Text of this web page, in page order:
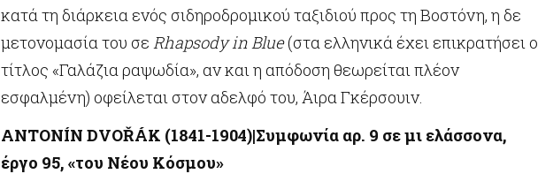
κατά τη διάρκεια ενός σιδηροδρομικού ταξιδιού προς τη Βοστόνη, η δε
μετονομασία του σε Rhapsody in Blue(στα ελληνικά έχει επικρατήσει ο
τίτλος «Γαλάζια ραψωδία», αν και η απόδοση θεωρείται πλέον
εσφαλμένη) οφείλεται στον αδελφό του, Άιρα Γκέρσουιν.
ANTONÍN DVOŘÁK (1841-1904)|Συμφωνία αρ. 9 σε μι ελάσσονα,
έργο 95, «του Νέου Κόσμου»